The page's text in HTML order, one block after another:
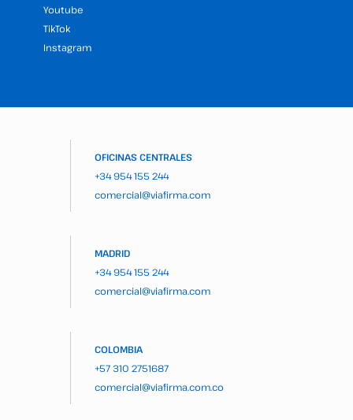
Youtube
TikTok
Instagram
OFICINAS CENTRALES
+34 954 155 244
comercial@viafirma.com
MADRID
+34 954 155 244
comercial@viafirma.com
COLOMBIA
+57 310 2751687
comercial@viafirma.com.co